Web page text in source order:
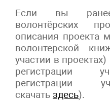
Если вы
волонтёрских
описания проекта
волонтерской
участии в
регистрации
регистрации
скачать здесь).